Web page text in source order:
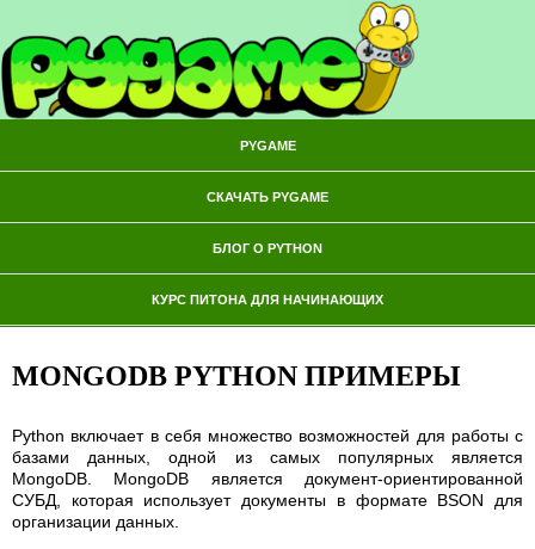
PYGAME
СКАЧАТЬ PYGAME
БЛОГ О PYTHON
КУРС ПИТОНА ДЛЯ НАЧИНАЮЩИХ
MONGODB PYTHON ПРИМЕРЫ
Python включает в себя множество возможностей для работы с
базами данных, одной из самых популярных является
MongoDB. MongoDB является документ-ориентированной
СУБД, которая использует документы в формате BSON для
организации данных.